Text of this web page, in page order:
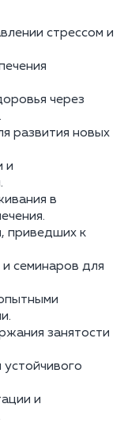
стрессом и
через
развития новых
и
в
приведших к
семинаров для
занятости
и